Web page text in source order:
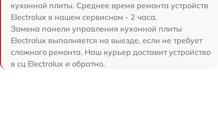
кухонной плиты. Среднее время ремонта устройств
Electrolux в нашем сервисном - 2 часа.
Замена панели управления кухонной плиты
Electrolux выполняется на выезде, если не требует
сложного ремонта. Наш курьер доставит устройство
в сц Electrolux и обратно.